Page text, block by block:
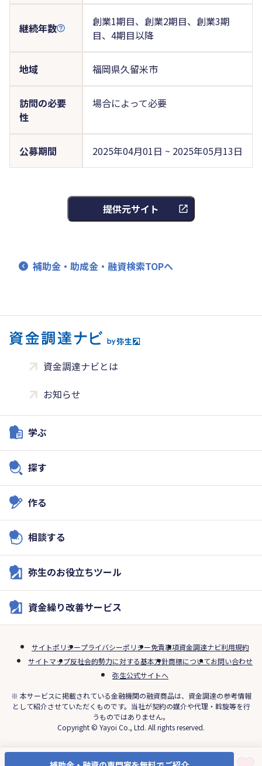
継続年数
創業1期目、創業2期目、創業3期
目、4期目以降
地域 福岡県久留米市
訪問の必要
性
場合によって必要
公募期間 2025年04月01日 ~ 2025年05月13日
提供元サイト
補助金・助成金・融資検索TOPへ
資金調達ナビとは
お知らせ
学ぶ
探す
作る
相談する
弥生のお役立ちツール
資金繰り改善サービス
サイトポリシープライバシーポリシー免責事項資金調達ナビ利用規約
サイトマップ反社会的勢力に対する基本方針商標についてお問い合わせ
弥生公式サイトへ
※ 本サービスに掲載されている金融機関の融資商品は、資金調達の参考情報
として紹介させていただくものです。当社が契約の媒介や代理・斡旋等を行
うものではありません。
Copyright © Yayoi Co., Ltd. All rights reserved.